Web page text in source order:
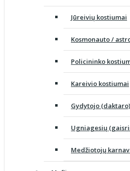
Jūreivių kostiumai
Kosmonauto /
Policininko
Kareivio kostiumai
Gydytojo
Ugniagesių
Medžiotojų